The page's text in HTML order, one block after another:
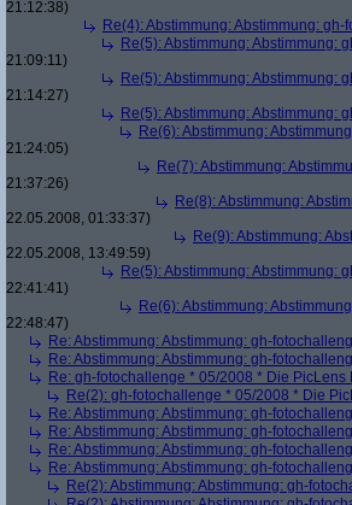
21:12:38)
Re(4): Abstimmung: Abstimmung:
Re(5): Abstimmung: Abstimmung:
21:09:11)
Re(5): Abstimmung: Abstimmung:
21:14:27)
Re(5): Abstimmung: Abstimmung:
Re(6): Abstimmung:
21:24:05)
Re(7): Abstimmung:
21:37:26)
Re(8): Abstimmung:
22.05.2008, 01:33:37)
Re(9): Abstimmung:
22.05.2008, 13:49:59)
Re(5): Abstimmung: Abstimmung:
22:41:41)
Re(6): Abstimmung:
22:48:47)
Re: Abstimmung: Abstimmung: gh-
Re: Abstimmung: Abstimmung: gh-
Re: gh-fotochallenge * 05/2008 * Die PicLens
Re(2): gh-fotochallenge * 05/2008 * Die
Re: Abstimmung: Abstimmung: gh-
Re: Abstimmung: Abstimmung: gh-
Re: Abstimmung: Abstimmung: gh-
Re: Abstimmung: Abstimmung: gh-
Re(2): Abstimmung: Abstimmung: gh-